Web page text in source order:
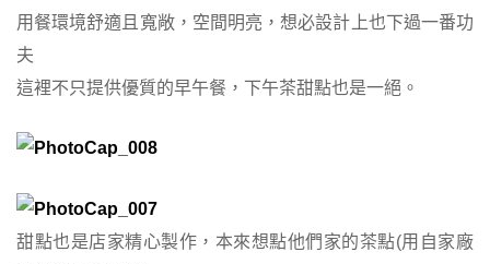
用餐環境舒適且寬敞，空間明亮，想必設計上也下過一番功
夫
這裡不只提供優質的早午餐，下午茶甜點也是一絕。
甜點也是店家精心製作，本來想點他們家的茶點(用自家廠